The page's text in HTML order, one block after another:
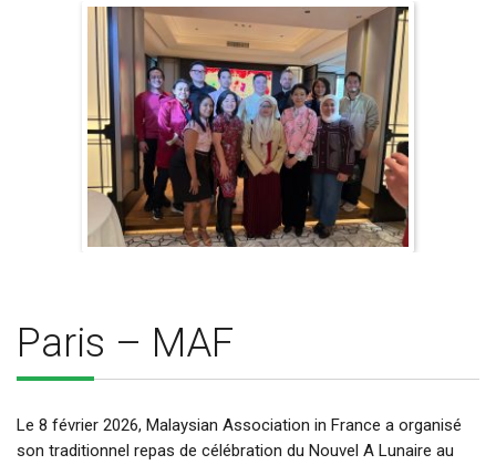
Paris – MAF
Le 8 février 2026, Malaysian Association in France a organisé
son traditionnel repas de célébration du Nouvel A Lunaire au